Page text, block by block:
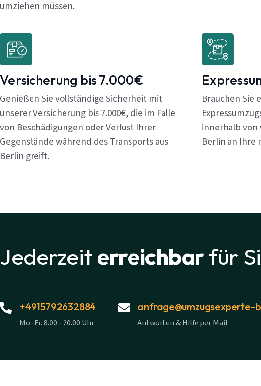
umziehen müssen.
Versicherung bis 7.000€
Genießen Sie vollständige Sicherheit mit
unserer Versicherung bis 7.000€, die im Falle
von Beschädigungen oder Verlust Ihrer
Gegenstände während des Transports aus
Berlin greift.
Brauchen Sie
innerhalb von
Berlin an Ihre
Jederzeiterreichbarfür
+4915792632884
Mo.-Fr. 8:00 - 20:00 Uhr
anfrage@umzugsexperte-
Antworten & Hilfe per Mail